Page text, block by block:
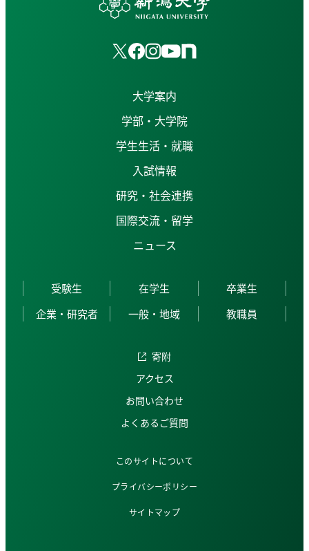
大学案内
学部・大学院
学生生活・就職
入試情報
研究・社会連携
国際交流・留学
ニュース
受験生 在学生
卒業生
企業・研究者
一般・地域 教職員
寄附
アクセス
お問い合わせ
よくあるご質問
このサイトについて
プライバシーポリシー
サイトマップ